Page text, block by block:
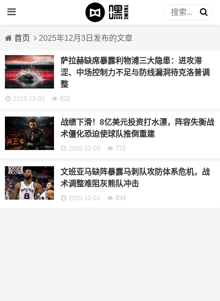
首页 2025年12月3日发布的文章
萨拉赫缺席暴露利物浦三大隐患：进攻滞
涩、中场控制力不足与防线漏洞待克洛普调
整
2025-12-03 832
战绩下滑！8亿美元投资打水漂，阵容失衡战
术僵化恐迫使球队推倒重建
2025-12-03 772
文班亚马缺阵暴露马刺队攻防体系危机，战
术调整难阻灰熊队冲击
2025-12-03 834